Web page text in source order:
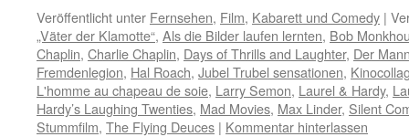
Veröffentlicht unter Fernsehen, Film, Kabarett und Comedy |
„Väter der Klamotte“, Als die Bilder laufen lernten, Bob
Chaplin, Charlie Chaplin, Days of Thrills and Laughter, Der
Fremdenlegion, Hal Roach, Jubel Trubel sensationen,
L'homme au chapeau de soie, Larry Semon, Laurel & Hardy,
Hardy’s Laughing Twenties, Mad Movies, Max Linder, Silent
Stummfilm, The Flying Deuces | Kommentar hinterlassen